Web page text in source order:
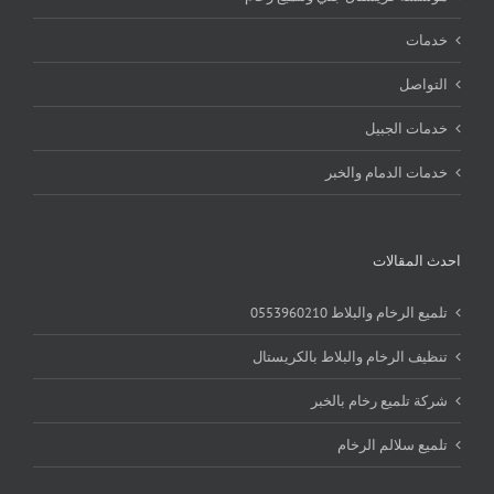
خدمات
التواصل
خدمات الجبيل
خدمات الدمام والخبر
احدث المقالات
تلميع الرخام والبلاط 0553960210
تنظيف الرخام والبلاط بالكريستال
شركة تلميع رخام بالخبر
تلميع سلالم الرخام